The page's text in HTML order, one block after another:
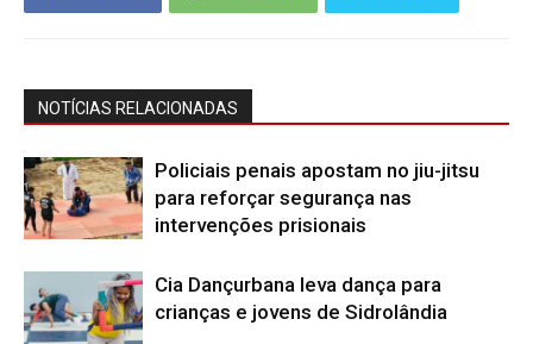
NOTÍCIAS RELACIONADAS
Policiais penais apostam no jiu-jitsu
para reforçar segurança nas
intervenções prisionais
Cia Dançurbana leva dança para
crianças e jovens de Sidrolândia